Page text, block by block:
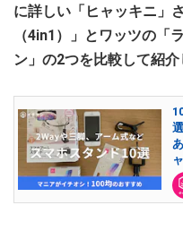
に詳しい「ヒャッキニ」
（4in1）」とワッツの「
ン」の2つを比較して紹介